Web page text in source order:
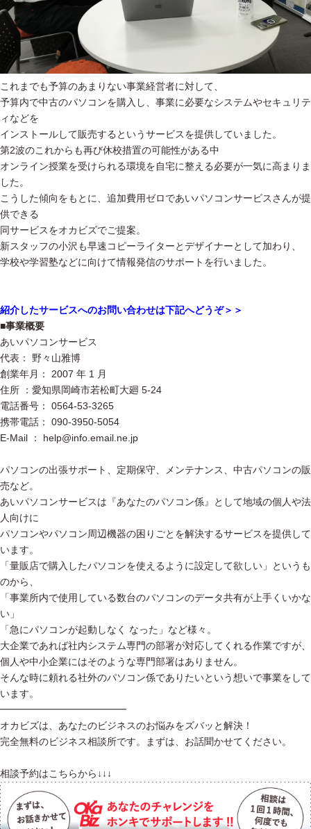
これまでも予算のあまりない事業経営者に対して、
予算内で中古のパソコンを購入し、事業に必要なシステムやセキュリテ
ィなどを
インストールして販売するというサービスを提供していました。
第2波のこれからも再び休校措置の可能性がある中
オンライン授業を受けられる環境を自宅に整える必要が一気に高まりま
した。
こうした傾向をもとに、追加費用ゼロであいパソコンサービスさんが提
供できる
同サービスをオカビズでご提案。
新スタッフの小沢も早速コピーライターとデザイナーとして加わり、
学校や学習塾などに向けて情報発信のサポートを行いました。
紹介したサービスへのお問い合わせは下記へどうぞ＞＞
■事業概要
あいパソコンサービス
代表： 野々山雅博
創業年月： 2007 年 1 月
住所 ：愛知県岡崎市若松町大廻 5-24
電話番号： 0564-53-3265
携帯電話： 090-3950-5054
E-Mail ： help@info.email.ne.jp
パソコンの出張サポート、定期保守、メンテナンス、中古パソコンの販
売など。
あいパソコンサービスは『あなたのパソコン係』として地域の個人や法
人向けに
パソコンやパソコン周辺機器の困りごとを解決するサービスを提供して
います。
「量販店で購入したパソコンを使えるように設定して欲しい」というも
のから、
「事業所内で使用している数台のパソコンのデータ共有が上手くいかな
い」
「急にパソコンが起動しなく なった」など様々。
大企業であれば社内システム専門の部署が対応してくれる作業ですが、
個人や中小企業にはそのような専門部署はありません。
そんな時に頼れる社外のパソコン係でありたいという想いで事業をして
います。
━━━━━━━━━━━━━
オカビズは、あなたのビジネスのお悩みをズバッと解決！
完全無料のビジネス相談所です。まずは、お話聞かせてください。
相談予約はこちらから↓↓↓